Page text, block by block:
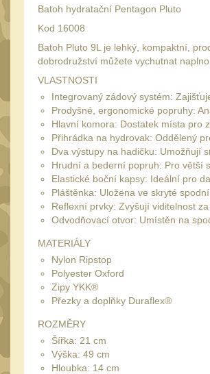
Batoh hydratační Pentagon Pluto
Kod 16008
Batoh Pluto 9L je lehký, kompaktní,
dobrodružství můžete vychutnat
VLASTNOSTI
Integrovaný zádový systém:
Prodyšné, ergonomické popruhy:
Hlavní komora: Dostatek místa pro
Přihrádka na hydrovak: Oddělený
Dva výstupy na hadičku: Umožňují
Hrudní a bederní popruh: Pro větší
Elastické boční kapsy: Ideální pro
Pláštěnka: Uložena ve skryté
Reflexní prvky: Zvyšují viditelnost
Odvodňovací otvor: Umístěn na
MATERIÁLY
Nylon Ripstop
Polyester Oxford
Zipy YKK®
Přezky a doplňky Duraflex®
ROZMĚRY
Šířka: 21 cm
Výška: 49 cm
Hloubka: 14 cm